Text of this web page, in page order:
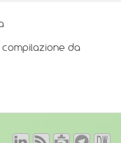
compilazione da